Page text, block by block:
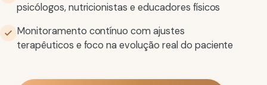
psicólogos, nutricionistas e educadores físicos
Monitoramento contínuo com ajustes
terapêuticos e foco na evolução real do paciente